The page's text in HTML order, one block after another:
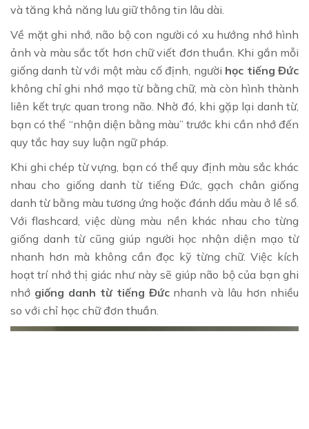
và tăng khả năng lưu giữ thông tin lâu dài.
Về mặt ghi nhớ, não bộ con người có xu hướng nhớ hình
ảnh và màu sắc tốt hơn chữ viết đơn thuần. Khi gắn mỗi
giống danh từ với một màu cố định, người học tiếng Đức
không chỉ ghi nhớ mạo từ bằng chữ, mà còn hình thành
liên kết trực quan trong não. Nhờ đó, khi gặp lại danh từ,
bạn có thể “nhận diện bằng màu” trước khi cần nhớ đến
quy tắc hay suy luận ngữ pháp.
Khi ghi chép từ vựng, bạn có thể quy định màu sắc khác
nhau cho giống danh từ tiếng Đức, gạch chân giống
danh từ bằng màu tương ứng hoặc đánh dấu màu ở lề sổ.
Với flashcard, việc dùng màu nền khác nhau cho từng
giống danh từ cũng giúp người học nhận diện mạo từ
nhanh hơn mà không cần đọc kỹ từng chữ. Việc kích
hoạt trí nhớ thị giác như này sẽ giúp não bộ của bạn ghi
nhớ giống danh từ tiếng Đứcnhanh và lâu hơn nhiều
so với chỉ học chữ đơn thuần.